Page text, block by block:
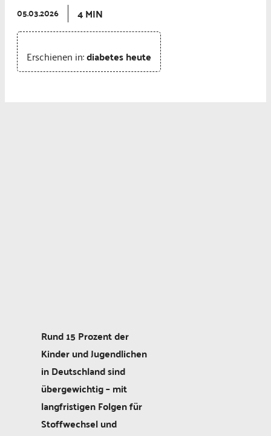
05.03.2026 4 MIN
Erschienen in:diabetes heute
Rund 15 Prozent der
Kinder und Jugendlichen
in Deutschland sind
übergewichtig – mit
langfristigen Folgen für
Stoffwechsel und